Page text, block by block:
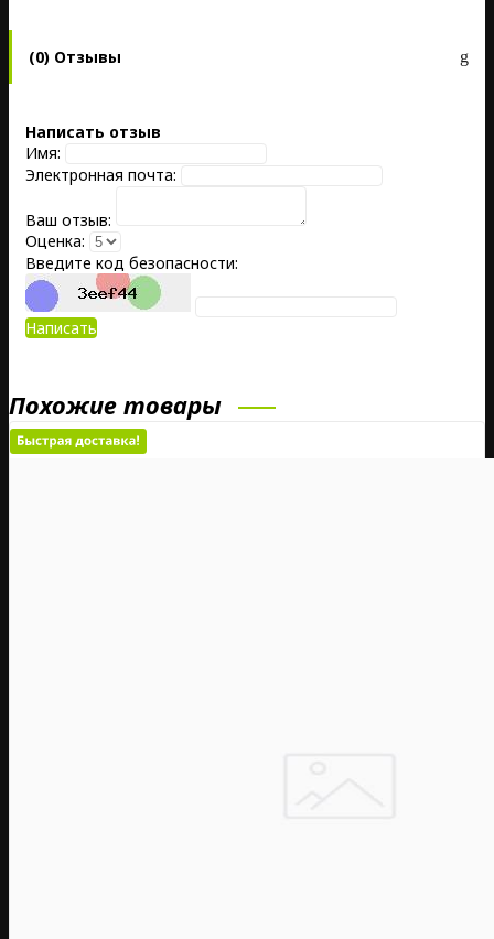
(0) Отзывы
Написать отзыв
Имя:
Электронная почта:
Ваш отзыв:
Оценка:
Введите код безопасности:
Написать
Похожие товары